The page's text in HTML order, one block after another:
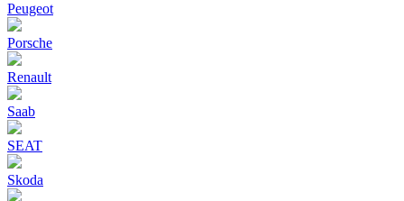
Peugeot
Porsche
Renault
Saab
SEAT
Skoda